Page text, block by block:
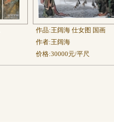
作品:王阔海 仕女图 国画
作者:王阔海
价格:30000元/平尺